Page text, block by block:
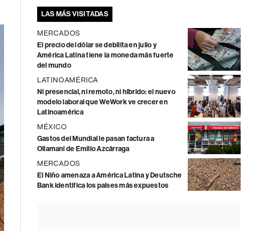
LAS MÁS VISITADAS
MERCADOS
El precio del dólar se debilita en julio y
América Latina tiene la moneda más fuerte
del mundo
LATINOAMÉRICA
Ni presencial, ni remoto, ni híbrido: el nuevo
modelo laboral que WeWork ve crecer en
Latinoamérica
MÉXICO
Gastos del Mundial le pasan factura a
Ollamani de Emilio Azcárraga
MERCADOS
El Niño amenaza a América Latina y Deutsche
Bank identifica los países más expuestos